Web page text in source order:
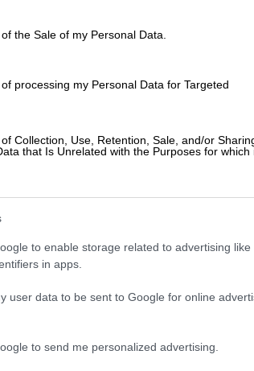
the Sale of my Personal Data.
processing my Personal Data for Targeted
Collection, Use, Retention, Sale, and/or
that Is Unrelated with the Purposes for which
to enable storage related to advertising like
in apps.
user data to be sent to Google for online
to send me personalized advertising.